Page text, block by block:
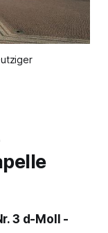
3 d-Moll -